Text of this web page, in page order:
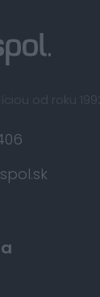
od roku 1992